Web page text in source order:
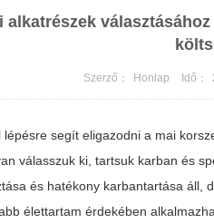
Szerző： Honlap Idő：
segít eligazodni a mai
válasszuk ki, tartsuk karban és
és hatékony karbantartása áll,
élettartam érdekében